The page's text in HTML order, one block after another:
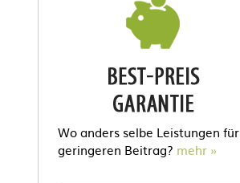
Wo anders selbe Leistungen für
geringeren Beitrag? mehr